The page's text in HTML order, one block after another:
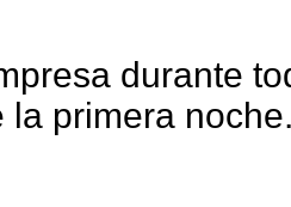
durante
la primera